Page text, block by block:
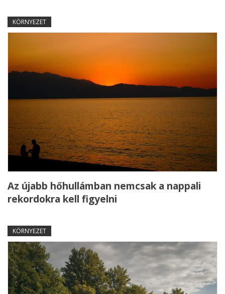
KÖRNYEZET
Az újabb hőhullámban nemcsak a nappali
rekordokra kell figyelni
KÖRNYEZET